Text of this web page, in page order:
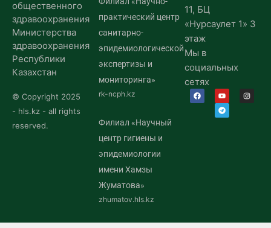
общественного
здравоохранения
Министерства
здравоохранения
Республики
Казахстан
© Copyright 2025
- hls.kz - all rights
reserved.
практический центр
санитарно-
эпидемиологической
экспертизы и
мониторинга»
rk-ncph.kz
Филиал «Научный
центр гигиены и
эпидемиологии
имени Хамзы
Жуматова»
zhumatov.hls.kz
11, БЦ
«Нурсаулет 1» 3
этаж
Мы в
социальных
сетях